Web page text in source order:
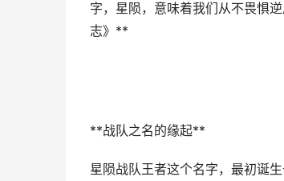
字，星陨，意味着我们从不畏惧
志》**
**战队之名的缘起**
星陨战队王者这个名字，最初诞